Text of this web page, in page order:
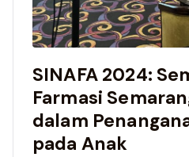
SINAFA 2024:
Farmasi
dalam
pada Anak